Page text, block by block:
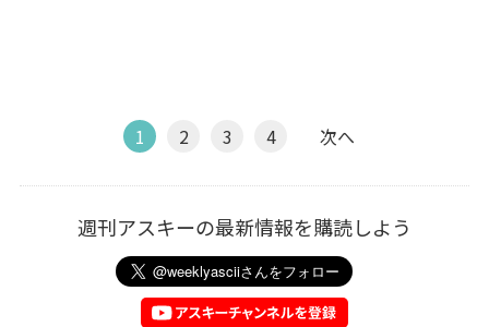
1 2 3 4 次へ
週刊アスキーの最新情報を購読しよう